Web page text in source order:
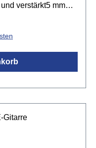
verstärkt5 mm
Noten- und
und